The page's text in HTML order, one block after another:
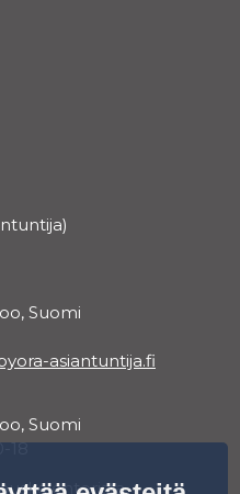
Suomi
asiantuntija.fi
Suomi
18